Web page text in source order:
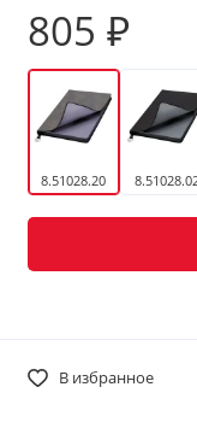
805 ₽
8.51028.20
В избранное